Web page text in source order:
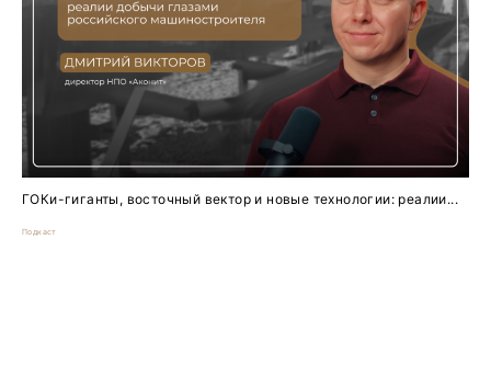
ГОКи-гиганты, восточный вектор и новые технологии: реалии...
Подкаст